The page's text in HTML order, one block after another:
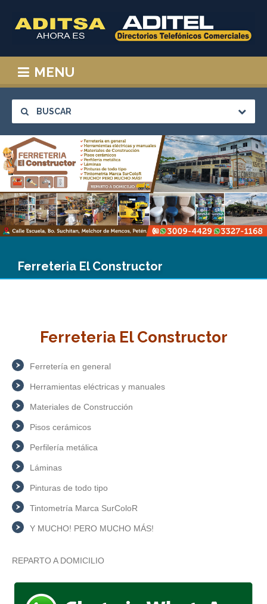
MENU
BUSCAR
Ferreteria El Constructor
Ferreteria El Constructor
Ferretería en general
Herramientas eléctricas y manuales
Materiales de Construcción
Pisos cerámicos
Perfilería metálica
Láminas
Pinturas de todo tipo
Tintometría Marca SurColoR
Y MUCHO! PERO MUCHO MÁS!
REPARTO A DOMICILIO